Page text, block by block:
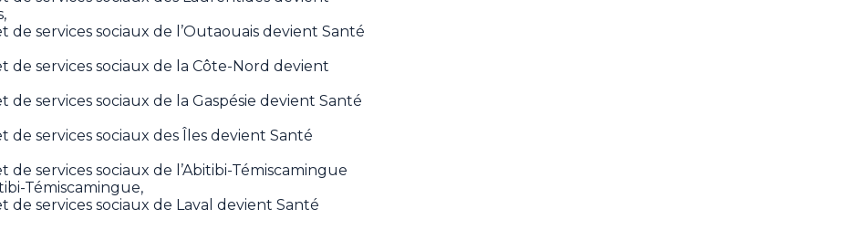
services sociaux de l’Outaouais devient Santé
de services sociaux de la Côte-Nord devient
services sociaux de la Gaspésie devient Santé
de services sociaux des Îles devient Santé
services sociaux de l’Abitibi-Témiscamingue
Témiscamingue,
de services sociaux de Laval devient Santé